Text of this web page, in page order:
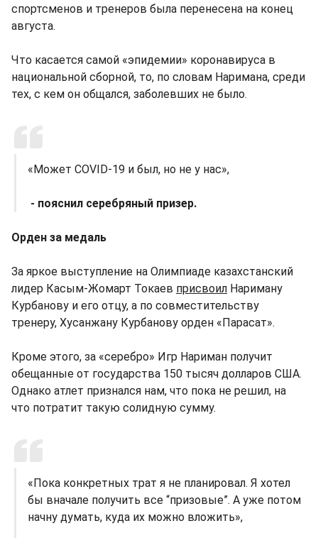
спортсменов и тренеров была перенесена на конец
августа.
Что касается самой «эпидемии» коронавируса в
национальной сборной, то, по словам Наримана, среди
тех, с кем он общался, заболевших не было.
«Может COVID-19 и был, но не у нас»,
- пояснил серебряный призер.
Орден за медаль
За яркое выступление на Олимпиаде казахстанский
лидер Касым-Жомарт Токаев присвоил Нариману
Курбанову и его отцу, а по совместительству
тренеру, Хусанжану Курбанову орден «Парасат».
Кроме этого, за «серебро» Игр Нариман получит
обещанные от государства 150 тысяч долларов США.
Однако атлет признался нам, что пока не решил, на
что потратит такую солидную сумму.
«Пока конкретных трат я не планировал. Я хотел
бы вначале получить все “призовые”. А уже потом
начну думать, куда их можно вложить»,